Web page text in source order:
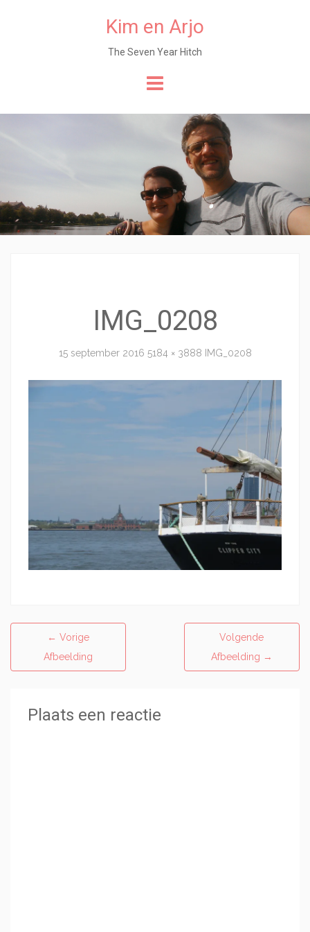
Kim en Arjo
The Seven Year Hitch
IMG_0208
15 september 2016 5184 × 3888 IMG_0208
← Vorige
Afbeelding
Volgende
Afbeelding →
Plaats een reactie